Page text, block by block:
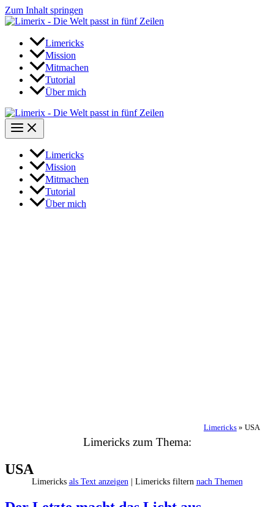
Zum Inhalt springen
Limericks
Mission
Mitmachen
Tutorial
Über mich
Limericks
Mission
Mitmachen
Tutorial
Über mich
Limericks » USA
Limericks zum Thema:
USA
Limericks als Text anzeigen| Limericks filtern nach Themen